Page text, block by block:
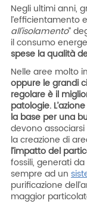
Negli ultimi anni,
l’efficientamento
all’isolamento”
il consumo
spese la qualità
Nelle aree molto
oppure le grandi
regolareè il
patologie.
la base per una
devono
la creazione di
l’impatto del
fossili, generati
sempre ad un
purificazione
maggior